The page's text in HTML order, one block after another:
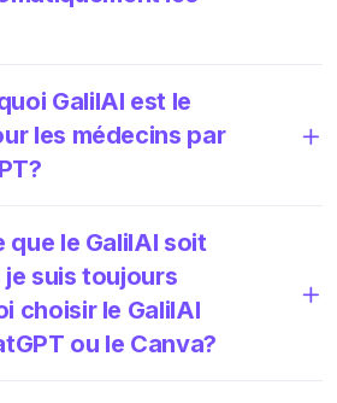
GalilAI est le
les médecins par
que le GalilAI soit
suis toujours
choisir le GalilAI
ou le Canva?